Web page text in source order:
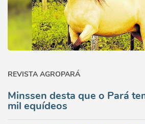
REVISTA AGROPARÁ
Minssen desta que o Pará
mil equídeos